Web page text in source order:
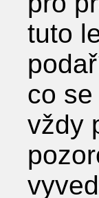
tuto
co
vždy